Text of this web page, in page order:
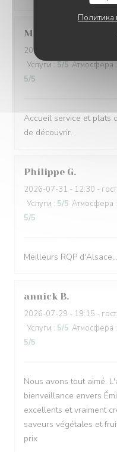
Политика
Michele
2026-08-03
Услуги : 5/5 Атмосфера :
5/5
Accueil service et plats
de découvrir.
Philippe G
2026-07-31 - 12:30 -
Услуги : 5/5 Атмосфера :
5/5
Meilleurs RQP d'Alsace...
annick B
2026-07-29 - 19:15 -
Услуги : 5/5 Атмосфера :
5/5
Nous avons tout aimé.
bienveillance envers
excellents et vraiment
saveurs végétales et
prix